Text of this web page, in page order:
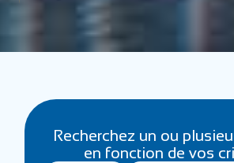
Recherchez un ou
en fonction de vos